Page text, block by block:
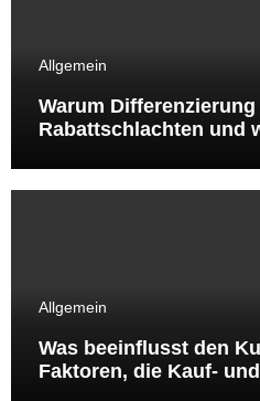
Allgemein
Warum
Rabattschlachten und
Allgemein
Was beeinflusst den
Faktoren, die Kauf‑ und